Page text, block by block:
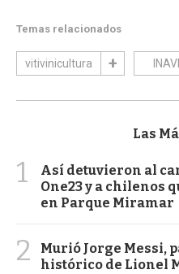
Temas relacionados
vitivinicultura INAVI
Las
1
Así detuvieron al
One23 y a chilenos
en Parque Miramar
2
Murió Jorge Messi,
histórico de Lionel